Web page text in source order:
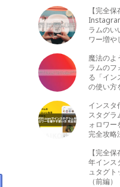
【完全保
ラムのい
ワー増や
魔法のよ
ラムのフ
る「イン
の使い方
インスタ
スタグラ
ォロワー
完全攻略
【完全
年インス
ュタグト
（前編）